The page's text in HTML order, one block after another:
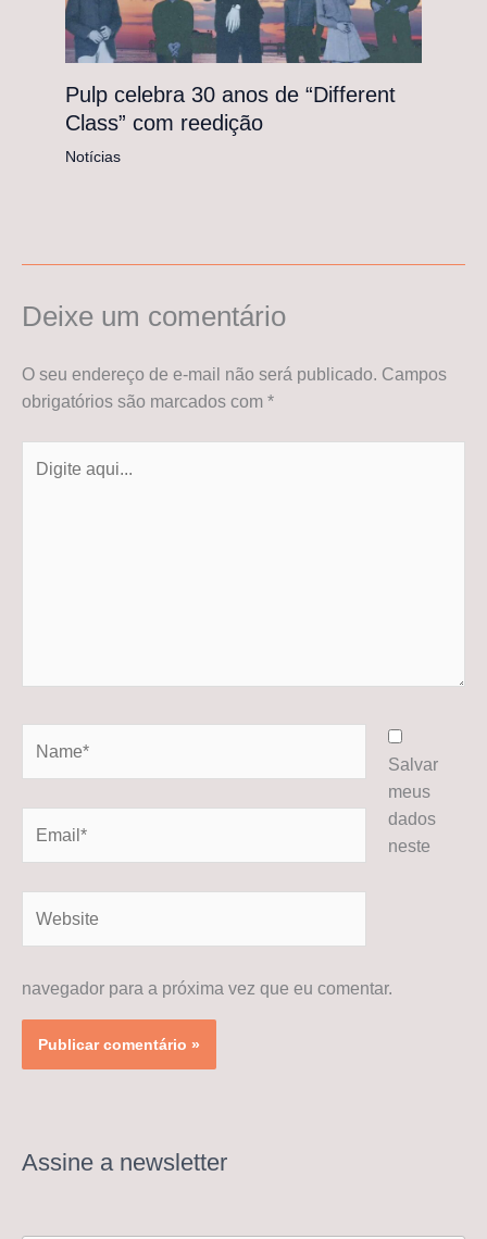
Pulp celebra 30 anos de “Different
Class” com reedição
Notícias
Deixe um comentário
O seu endereço de e-mail não será publicado. Campos
obrigatórios são marcados com *
aqui...
Salvar
meus
dados
neste
navegador para a próxima vez que eu comentar.
Assine a newsletter